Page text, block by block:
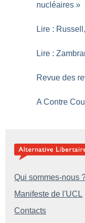
nucléaires »
Lire :
Lire :
Revue des
A Contre
Qui sommes-nous
Manifeste de l'UCL
Contacts